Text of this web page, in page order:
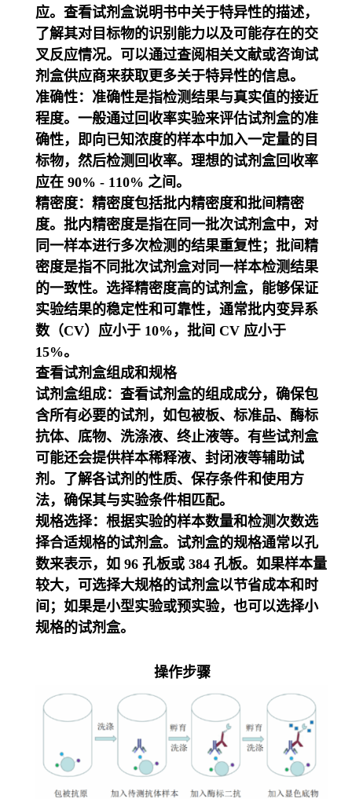
应。查看试剂盒说明书中关于特异性的描述，
了解其对目标物的识别能力以及可能存在的交
叉反应情况。可以通过查阅相关文献或咨询试
剂盒供应商来获取更多关于特异性的信息。
准确性：准确性是指检测结果与真实值的接近
程度。一般通过回收率实验来评估试剂盒的准
确性，即向已知浓度的样本中加入一定量的目
标物，然后检测回收率。理想的试剂盒回收率
应在 90% - 110% 之间。
精密度：精密度包括批内精密度和批间精密
度。批内精密度是指在同一批次试剂盒中，对
同一样本进行多次检测的结果重复性；批间精
密度是指不同批次试剂盒对同一样本检测结果
的一致性。选择精密度高的试剂盒，能够保证
实验结果的稳定性和可靠性，通常批内变异系
数（CV）应小于 10%，批间 CV 应小于
15%。
查看试剂盒组成和规格
试剂盒组成：查看试剂盒的组成成分，确保包
含所有必要的试剂，如包被板、标准品、酶标
抗体、底物、洗涤液、终止液等。有些试剂盒
可能还会提供样本稀释液、封闭液等辅助试
剂。了解各试剂的性质、保存条件和使用方
法，确保其与实验条件相匹配。
规格选择：根据实验的样本数量和检测次数选
择合适规格的试剂盒。试剂盒的规格通常以孔
数来表示，如 96 孔板或 384 孔板。如果样本量
较大，可选择大规格的试剂盒以节省成本和时
间；如果是小型实验或预实验，也可以选择小
规格的试剂盒。
操作步骤